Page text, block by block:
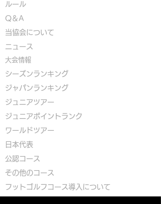
ルール
Q＆A
​当協会について
​ニュース
大会情報
シーズンランキング
ジャパンランキング
ジュニアツアー
ジュニアポイントランク
​ワールドツアー
​​日本代表
公認コース
​その他のコース
​ フットゴルフコース導入について